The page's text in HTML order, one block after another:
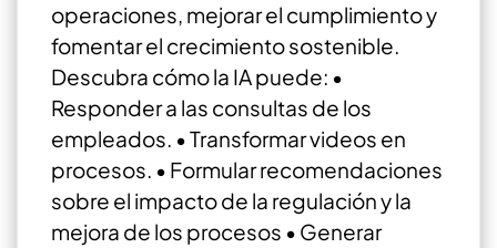
operaciones, mejorar el cumplimiento y
fomentar el crecimiento sostenible.
Descubra cómo la IA puede: •
Responder a las consultas de los
empleados. • Transformar videos en
procesos. • Formular recomendaciones
sobre el impacto de la regulación y la
mejora de los procesos • Generar